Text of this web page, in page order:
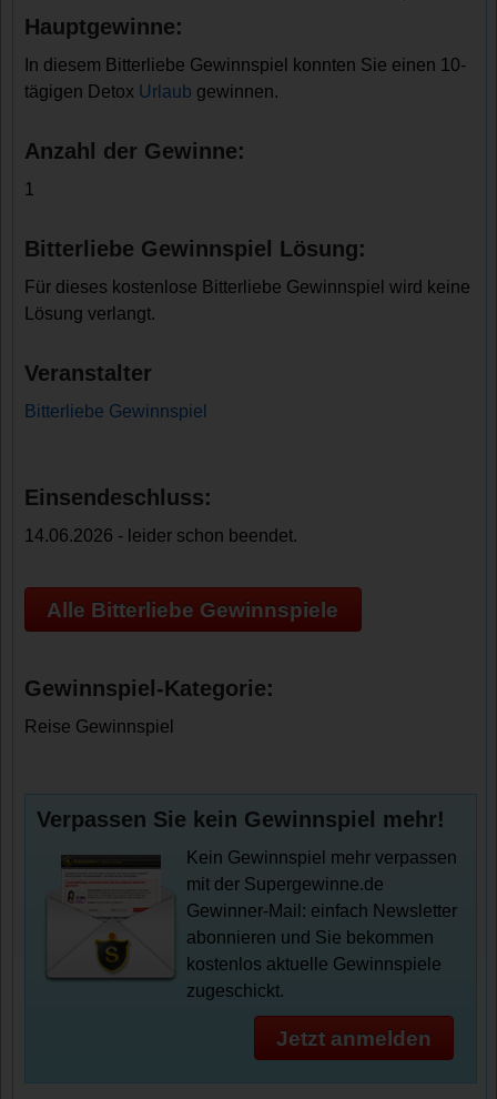
Hauptgewinne:
In diesem Bitterliebe Gewinnspiel konnten Sie einen 10-
tägigen Detox Urlaub gewinnen.
Anzahl der Gewinne:
1
Bitterliebe Gewinnspiel Lösung:
Für dieses kostenlose Bitterliebe Gewinnspiel wird keine
Lösung verlangt.
Veranstalter
Bitterliebe Gewinnspiel
Einsendeschluss:
14.06.2026 - leider schon beendet.
Alle Bitterliebe Gewinnspiele
Gewinnspiel-Kategorie:
Reise Gewinnspiel
Verpassen Sie kein Gewinnspiel mehr!
Kein Gewinnspiel mehr verpassen
mit der Supergewinne.de
Gewinner-Mail: einfach Newsletter
abonnieren und Sie bekommen
kostenlos aktuelle Gewinnspiele
zugeschickt.
Jetzt anmelden